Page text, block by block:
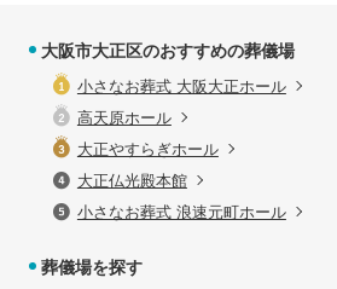
大阪市大正区のおすすめの葬儀場
小さなお葬式 大阪大正ホール
高天原ホール
大正やすらぎホール
大正仏光殿本館
小さなお葬式 浪速元町ホール
葬儀場を探す